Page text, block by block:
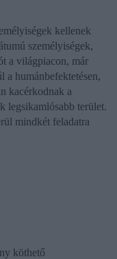
kellenek
személyiségek,
a világpiacon, már
a humánbefektetésen,
kacérkodnak a
legsikamlósabb terület.
mindkét feladatra
köthető